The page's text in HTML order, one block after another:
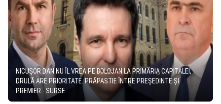
NICUȘOR DAN NU ÎL VREA PE BOLOJAN LA PRIMĂRIA CAPITALEI,
DRULĂ ARE PRIORITATE. PRĂPASTIE ÎNTRE PREȘEDINTE ȘI
PREMIER - SURSE